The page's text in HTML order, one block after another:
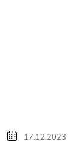
17.12.2023